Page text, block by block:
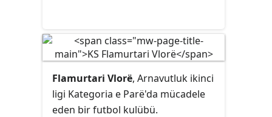
Flamurtari Vlorë, Arnavutluk ikinci
ligi Kategoria e Parë'da mücadele
eden bir futbol kulübü.